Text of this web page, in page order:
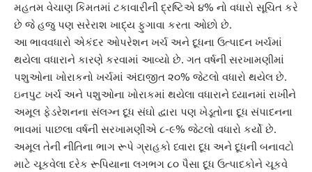
મહતમ વેચાણ કિમતમાં ટકાવારીની દ્રષ્ટિએ ૪% નો વધારો સૂચિત કરે
છે જે હજુ પણ સરેરાશ ખાદ્ય ફુગાવા કરતા ઓછો છે.
આ ભાવવધારો એકંદર ઓપરેશન ખર્ચ અને દૂધના ઉત્પાદન ખર્ચમાં
થયેલા વધારાને કારણે કરવામાં આવ્યો છે. ગત વર્ષની સરખામણીમાં
પશુઓના ખોરાકનો ખર્ચમાં અંદાજીત ૨૦% જેટલો વધારો થયેલ છે.
ઇનપુટ ખર્ચ અને પશુઓના ખોરાકમાં થયેલા વધારાને ધ્યાનમાં રાખીને
અમૂલ ફેડરેશનના સંલગ્ન દૂધ સંઘો દ્વારા પણ ખેડૂતોના દૂધ સંપાદનના
ભાવમાં પાછલા વર્ષની સરખામણીએ ૮-૯% જેટલો વધારો કર્યો છે.
અમૂલ તેની નીતિના ભાગ રૂપે ગ્રાહકો ધ્વારા દૂધ અને દૂધની બનાવટો
માટે ચૂકવેલા દરેક રૂપિયાના લગભગ ૮૦ પૈસા દૂધ ઉત્પાદકોને ચૂકવે